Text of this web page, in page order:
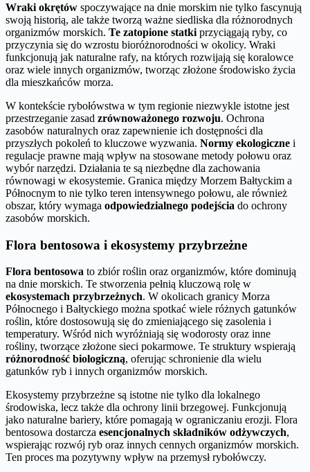
Wraki okrętów spoczywające na dnie morskim nie tylko fascynują
swoją historią, ale także tworzą ważne siedliska dla różnorodnych
organizmów morskich. Te zatopione statki przyciągają ryby, co
przyczynia się do wzrostu bioróżnorodności w okolicy. Wraki
funkcjonują jak naturalne rafy, na których rozwijają się koralowce
oraz wiele innych organizmów, tworząc złożone środowisko życia
dla mieszkańców morza.
W kontekście rybołówstwa w tym regionie niezwykle istotne jest
przestrzeganie zasad zrównoważonego rozwoju. Ochrona
zasobów naturalnych oraz zapewnienie ich dostępności dla
przyszłych pokoleń to kluczowe wyzwania. Normy ekologiczne i
regulacje prawne mają wpływ na stosowane metody połowu oraz
wybór narzędzi. Działania te są niezbędne dla zachowania
równowagi w ekosystemie. Granica między Morzem Bałtyckim a
Północnym to nie tylko teren intensywnego połowu, ale również
obszar, który wymaga odpowiedzialnego podejścia do ochrony
zasobów morskich.
Flora bentosowa i ekosystemy przybrzeżne
Flora bentosowa to zbiór roślin oraz organizmów, które dominują
na dnie morskich. Te stworzenia pełnią kluczową rolę w
ekosystemach przybrzeżnych. W okolicach granicy Morza
Północnego i Bałtyckiego można spotkać wiele różnych gatunków
roślin, które dostosowują się do zmieniającego się zasolenia i
temperatury. Wśród nich wyróżniają się wodorosty oraz inne
rośliny, tworzące złożone sieci pokarmowe. Te struktury wspierają
różnorodność biologiczną, oferując schronienie dla wielu
gatunków ryb i innych organizmów morskich.
Ekosystemy przybrzeżne są istotne nie tylko dla lokalnego
środowiska, lecz także dla ochrony linii brzegowej. Funkcjonują
jako naturalne bariery, które pomagają w ograniczaniu erozji. Flora
bentosowa dostarcza esencjonalnych składników odżywczych,
wspierając rozwój ryb oraz innych cennych organizmów morskich.
Ten proces ma pozytywny wpływ na przemysł rybołówczy.